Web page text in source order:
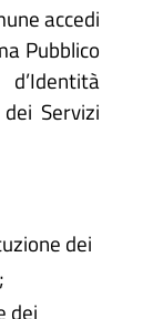
accedi
Pubblico
Servizi
dei
dei